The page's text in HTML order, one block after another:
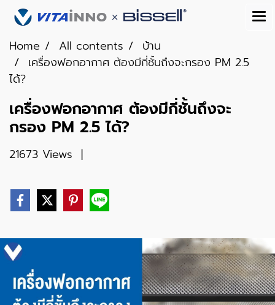
Home All contents
บ้าน
เครื่องฟอกอากาศ ต้องมีกี่ชั้นถึงจะกรอง PM 2.5
ได้?
เครื่องฟอกอากาศ ต้องมีกี่ชั้นถึงจะ
กรอง PM 2.5 ได้?
21673 Views |